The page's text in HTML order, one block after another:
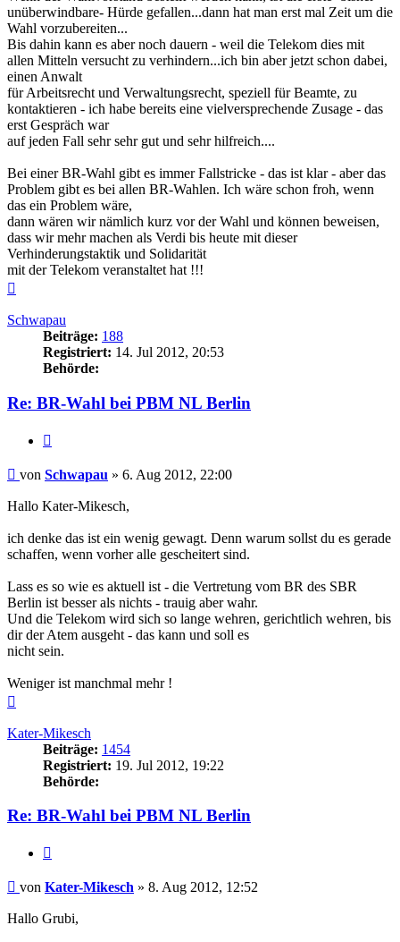
unüberwindbare- Hürde gefallen...dann hat man erst mal Zeit um die
Wahl vorzubereiten...
Bis dahin kann es aber noch dauern - weil die Telekom dies mit
allen Mitteln versucht zu verhindern...ich bin aber jetzt schon dabei,
einen Anwalt
für Arbeitsrecht und Verwaltungsrecht, speziell für Beamte, zu
kontaktieren - ich habe bereits eine vielversprechende Zusage - das
erst Gespräch war
auf jeden Fall sehr sehr gut und sehr hilfreich....
Bei einer BR-Wahl gibt es immer Fallstricke - das ist klar - aber das
Problem gibt es bei allen BR-Wahlen. Ich wäre schon froh, wenn
das ein Problem wäre,
dann wären wir nämlich kurz vor der Wahl und können beweisen,
dass wir mehr machen als Verdi bis heute mit dieser
Verhinderungstaktik und Solidarität
mit der Telekom veranstaltet hat !!!
Schwapau
Beiträge: 188
Registriert: 14. Jul 2012, 20:53
Behörde:
Re: BR-Wahl bei PBM NL Berlin
Beitrag
von Schwapau » 6. Aug 2012, 22:00
Hallo Kater-Mikesch,
ich denke das ist ein wenig gewagt. Denn warum sollst du es gerade
schaffen, wenn vorher alle gescheitert sind.
Lass es so wie es aktuell ist - die Vertretung vom BR des SBR
Berlin ist besser als nichts - trauig aber wahr.
Und die Telekom wird sich so lange wehren, gerichtlich wehren, bis
dir der Atem ausgeht - das kann und soll es
nicht sein.
Weniger ist manchmal mehr !
Kater-Mikesch
Beiträge: 1454
Registriert: 19. Jul 2012, 19:22
Behörde:
Re: BR-Wahl bei PBM NL Berlin
Beitrag
von Kater-Mikesch » 8. Aug 2012, 12:52
Hallo Grubi,